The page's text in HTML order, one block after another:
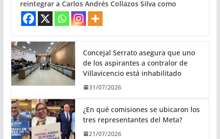
reintegrar a Carlos Andrés Collazos Silva como
Concejal Serrato asegura que uno
de los aspirantes a contralor de
Villavicencio está inhabilitado
31/07/2026
¿En qué comisiones se ubicaron los
tres representantes del Meta?
21/07/2026